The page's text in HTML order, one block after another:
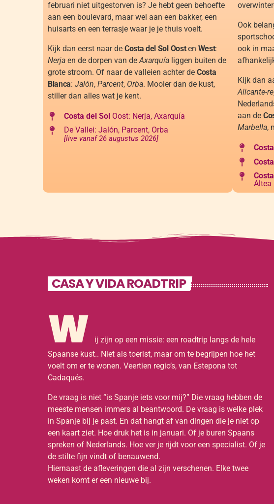
februari niet uitgestorven is? Je hebt geen behoefte
aan een boulevard, maar wel aan een bakker, een
huisarts en een terrasje waar je je thuis voelt.
Kijk dan eerst naar de Costa del Sol Oosten West:
Nerja en de dorpen van deAxarquía liggen buiten de
grote stroom. Of naar de valleien achter de Costa
Blanca:Jalón,Parcent, Orba. Mooier dan de kust,
stiller dan alles wat je kent.
Costa del SolOost: Nerja, Axarquía
De Vallei: Jalón, Parcent, Orba
[live vanaf 26 augustus 2026]
Ook
ook in
Kijk dan
Alicante-
aan de
Marbella,
Altea
CASA Y VIDA ROADTRIP
W
ij zijn op een missie: een roadtrip langs de hele
Spaanse kust.. Niet als toerist, maar om te begrijpen hoe het
voelt om er te wonen. Veertien regio’s, van Estepona tot
Cadaqués.
De vraag is niet “is Spanje iets voor mij?” Die vraag hebben de
meeste mensen immers al beantwoord. De vraag is welke plek
in Spanje bij je past. En dat hangt af van dingen die je niet op
een kaart ziet. Hoe druk het is in januari. Of je buren Spaans
spreken of Nederlands. Hoe ver je rijdt voor een specialist. Of je
de stilte fijn vindt of benauwend.
Hiernaast de afleveringen die al zijn verschenen. Elke twee
weken komt er een nieuwe bij.